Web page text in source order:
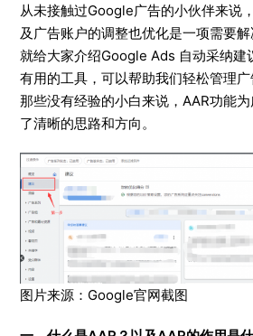
从未接触过Google广告的小伙伴来说
及广告账户的调整也优化是一项需要
就给大家介绍Google Ads 自动采纳建
有用的工具，可以帮助我们轻松管理
那些没有经验的小白来说，AAR功能
了清晰的思路和方向。
图片来源：Google官网截图